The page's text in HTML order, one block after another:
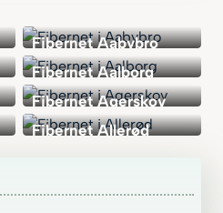
Fibernet Aabybro
Fibernet Aalborg
Fibernet Agerskov
Fibernet Allerød